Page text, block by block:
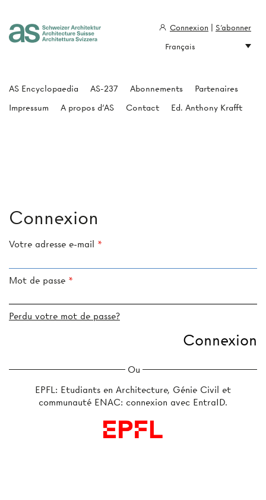
Connexion
Votre adresse e-mail
Mot de passe
Perdu votre mot de passe?
Ou
EPFL: Etudiants en Architecture, Génie Civil et
communauté ENAC: connexion avec EntraID.
AS Encyclopaedia AS-237 Abonnements
Partenaires
Impressum
A propos d'AS Contact Ed. Anthony Krafft
Connexion
S'abonner
Français